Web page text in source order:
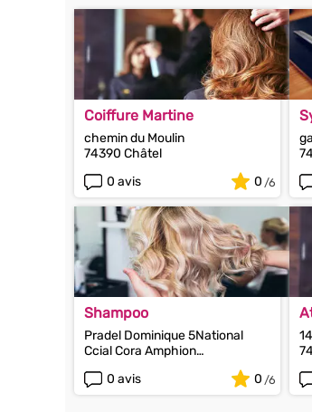
Coiffure Martine
chemin du Moulin
74390 Châtel
0 avis
0
Shampoo
Pradel Dominique 5National
Ccial Cora Amphion
0 avis 0